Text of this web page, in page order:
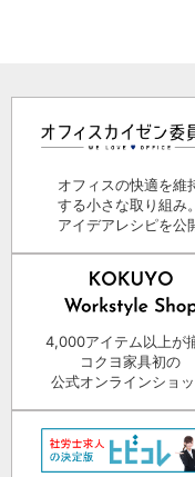
オフィスの快適を維
する小さな取り組み。
アイデアレシピを公
4,000アイテム以上が
コクヨ家具初の
公式オンラインショ